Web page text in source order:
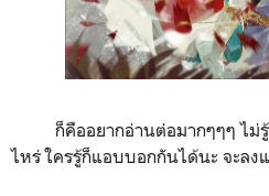
ก็คืออยากอ่านต่อมากๆๆๆ ไม่รู้
ไหร่ ใครรู้ก็แอบบอกกันได้นะ จะลง